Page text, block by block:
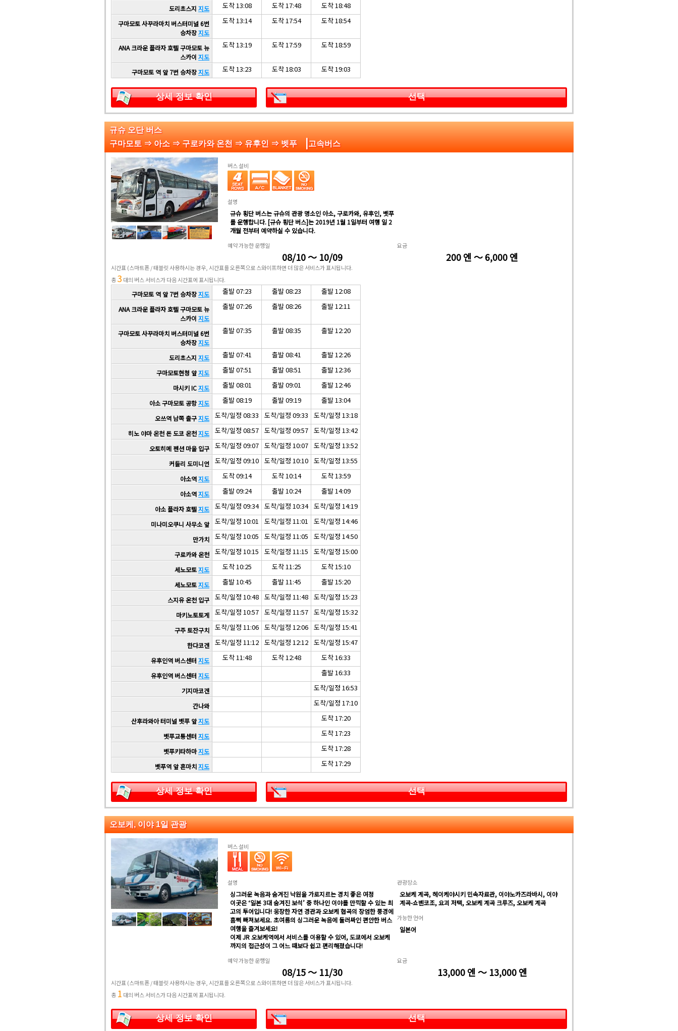
도리초스지 지도 도착 13:08 도착 17:48 도착 18:48
구마모토 사꾸라마치 버스터미널 6번
승차장지도
도착 13:14 도착 17:54 도착 18:54
ANA 크라운 플라자 호텔 구마모토 뉴
스카이 지도
도착 13:19 도착 17:59 도착 18:59
구마모토 역 앞 7번 승차장지도 도착 13:23 도착 18:03 도착 19:03
상세 정보 확인 선택
규슈 오단 버스
구마모토 ⇒ 아소 ⇒ 구로카와 온천 ⇒ 유후인 ⇒ 벳푸 |고속버스
버스 설비
설명
규슈 횡단 버스는 규슈의 관광 명소인 아소, 구로카와, 유후인, 벳푸
를 운행합니다. [규슈 횡단 버스]는 2019년 1월 1일부터 여행 일 2
개월 전부터 예약하실 수 있습니다.
예약 가능한 운행일
08/10 ～ 10/09
요금
200 엔 ～ 6,000 엔
시간표 (스마트폰 / 태블릿 사용하시는 경우, 시간표를 오른쪽으로 스와이프하면 더 많은 서비스가 표시됩니다.
총3 대의 버스 서비스가 다음 시간표에 표시됩니다.
구마모토 역 앞 7번 승차장지도 출발 07:23 출발 08:23 출발 12:08
ANA 크라운 플라자 호텔 구마모토 뉴
스카이 지도
출발 07:26 출발 08:26 출발 12:11
구마모토 사꾸라마치 버스터미널 6번
승차장지도
출발 07:35 출발 08:35 출발 12:20
도리초스지 지도 출발 07:41 출발 08:41 출발 12:26
구마모토현청 앞지도 출발 07:51 출발 08:51 출발 12:36
마시키 IC지도 출발 08:01 출발 09:01 출발 12:46
아소 구마모토 공항지도 출발 08:19 출발 09:19 출발 13:04
오쓰역 남쪽 출구지도 도착/일정 08:33 도착/일정 09:33 도착/일정 13:18
히노 야마 온천 돈 도코 온천지도 도착/일정 08:57 도착/일정 09:57 도착/일정 13:42
오토히메 펜션 마을 입구 도착/일정 09:07 도착/일정 10:07 도착/일정 13:52
커들리 도미니언 도착/일정 09:10 도착/일정 10:10 도착/일정 13:55
아소역지도 도착 09:14 도착 10:14 도착 13:59
아소역지도 출발 09:24 출발 10:24 출발 14:09
아소 플라자 호텔지도 도착/일정 09:34 도착/일정 10:34 도착/일정 14:19
미나미오쿠니 사무소 앞 도착/일정 10:01 도착/일정 11:01 도착/일정 14:46
만가치 도착/일정 10:05 도착/일정 11:05 도착/일정 14:50
구로카와 온천 도착/일정 10:15 도착/일정 11:15 도착/일정 15:00
세노모토지도 도착 10:25 도착 11:25 도착 15:10
세노모토지도 출발 10:45 출발 11:45 출발 15:20
스지유 온천 입구 도착/일정 10:48 도착/일정 11:48 도착/일정 15:23
마키노토토게 도착/일정 10:57 도착/일정 11:57 도착/일정 15:32
구주 토잔구치 도착/일정 11:06 도착/일정 12:06 도착/일정 15:41
한다코겐 도착/일정 11:12 도착/일정 12:12 도착/일정 15:47
유후인역 버스센터 지도 도착 11:48 도착 12:48 도착 16:33
유후인역 버스센터 지도 출발 16:33
기지마코겐 도착/일정 16:53
간나와 도착/일정 17:10
산후라와아 터미널 벳푸 앞지도 도착 17:20
벳푸교통센터 지도 도착 17:23
벳푸키타하마지도 도착 17:28
벳푸역 앞 혼마치지도 도착 17:29
상세 정보 확인 선택
오보케, 이야 1일 관광
버스 설비
설명
싱그러운 녹음과 숨겨진 낙원을 가로지르는 경치 좋은 여정
이곳은 ‘일본 3대 숨겨진 보석’ 중 하나인 이야를 만끽할 수 있는 최
고의 투어입니다! 웅장한 자연 경관과 오보케 협곡의 장엄한 풍경에
흠뻑 빠져보세요. 초여름의 싱그러운 녹음에 둘러싸인 편안한 버스
여행을 즐겨보세요!
이제 JR 오보케역에서 서비스를 이용할 수 있어, 도쿄에서 오보케
까지의 접근성이 그 어느 때보다 쉽고 편리해졌습니다!
관광장소
오보케 계곡, 헤이케야시키 민속자료관, 이야노카즈라바시, 이야
계곡-쇼벤코조, 요괴 저택, 오보케 계곡 크루즈, 오보케 계곡
가능한 언어
일본어
예약 가능한 운행일
08/15 ～ 11/30
요금
13,000 엔 ～ 13,000 엔
시간표 (스마트폰 / 태블릿 사용하시는 경우, 시간표를 오른쪽으로 스와이프하면 더 많은 서비스가 표시됩니다.
총 1 대의 버스 서비스가 다음 시간표에 표시됩니다.
상세 정보 확인 선택